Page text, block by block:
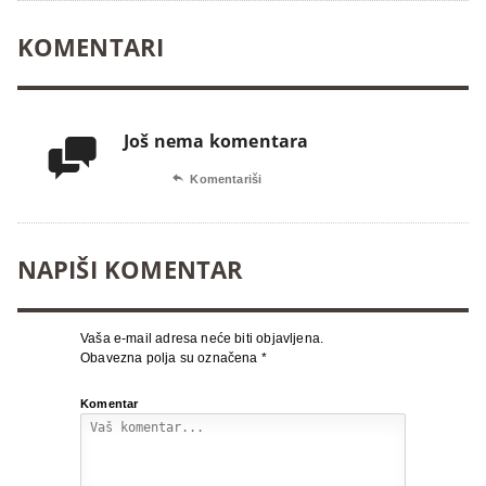
KOMENTARI
 Još nema komentara
 Komentariši
NAPIŠI KOMENTAR
Vaša e-mail adresa neće biti objavljena.
Obavezna polja su označena *
Komentar